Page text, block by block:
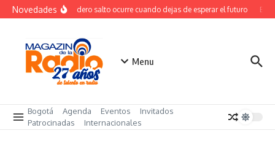
Saltar al contenido
NovedadesEl verdadero salto ocurre cuando dejas de esperar el futuro El
Menu
Bogotá Agenda Eventos
Invitados
Patrocinadas
Internacionales